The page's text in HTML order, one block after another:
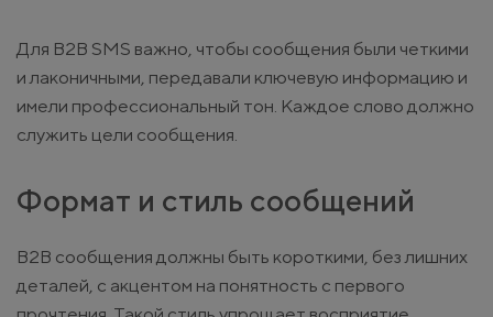
Для B2B SMS важно, чтобы сообщения были четкими
и лаконичными, передавали ключевую информацию и
имели профессиональный тон. Каждое слово должно
служить цели сообщения.
Формат и стиль сообщений
B2B сообщения должны быть короткими, без лишних
деталей, с акцентом на понятность с первого